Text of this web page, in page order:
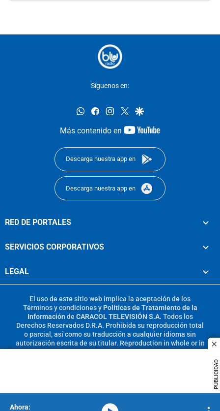
PUBLICIDAD
Síguenos en:
whatsappfacebookinstagram
twittergoogle
Más contenido en
youtube-
Descarga nuestra app en
Descarga nuestra app en
RED DE PORTALES
SERVICIOS CORPORATIVOS
LEGAL
El uso de este sitio web implica la aceptación de los
Términos y condicionesy Políticas de Tratamiento de la
Información de CARACOL TELEVISIÓN S.A. Todos los
Derechos Reservados D.R.A. Prohibida su reproducción total
o parcial, así como su traducción a cualquier idioma sin
autorización escrita de su titular. Reproduction in whole or in